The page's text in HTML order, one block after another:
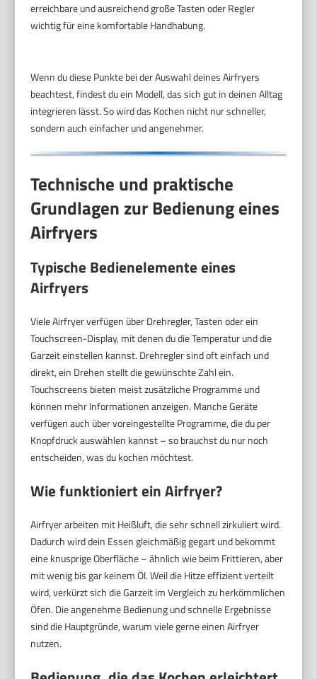
erreichbare und ausreichend große Tasten oder Regler
wichtig für eine komfortable Handhabung.
Wenn du diese Punkte bei der Auswahl deines Airfryers
beachtest, findest du ein Modell, das sich gut in deinen Alltag
integrieren lässt. So wird das Kochen nicht nur schneller,
sondern auch einfacher und angenehmer.
Technische und praktische
Grundlagen zur Bedienung eines
Airfryers
Typische Bedienelemente eines
Airfryers
Viele Airfryer verfügen über Drehregler, Tasten oder ein
Touchscreen-Display, mit denen du die Temperatur und die
Garzeit einstellen kannst. Drehregler sind oft einfach und
direkt, ein Drehen stellt die gewünschte Zahl ein.
Touchscreens bieten meist zusätzliche Programme und
können mehr Informationen anzeigen. Manche Geräte
verfügen auch über voreingestellte Programme, die du per
Knopfdruck auswählen kannst – so brauchst du nur noch
entscheiden, was du kochen möchtest.
Wie funktioniert ein Airfryer?
Airfryer arbeiten mit Heißluft, die sehr schnell zirkuliert wird.
Dadurch wird dein Essen gleichmäßig gegart und bekommt
eine knusprige Oberfläche – ähnlich wie beim Frittieren, aber
mit wenig bis gar keinem Öl. Weil die Hitze effizient verteilt
wird, verkürzt sich die Garzeit im Vergleich zu herkömmlichen
Öfen. Die angenehme Bedienung und schnelle Ergebnisse
sind die Hauptgründe, warum viele gerne einen Airfryer
nutzen.